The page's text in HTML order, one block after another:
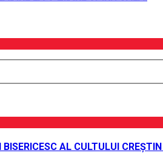
AL CULTULUI